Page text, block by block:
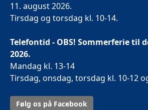
11. august 2026.
Tirsdag og torsdag kl. 10-14.
Telefontid - OBS! Sommerferie til
2026.
Mandag kl. 13-14
Tirsdag, onsdag, torsdag kl. 10-12
Følg os på Facebook